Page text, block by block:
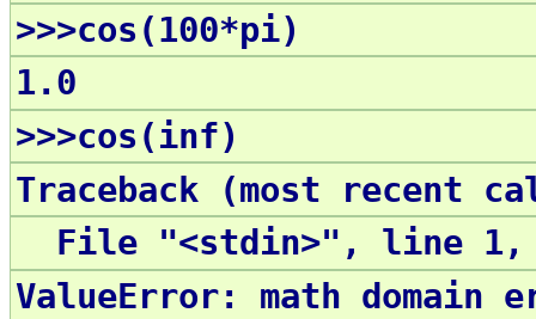
>>>cos(100*pi)
1.0
>>>cos(inf)
Traceback (most recent
File "<stdin>", line 1,
ValueError: math domain